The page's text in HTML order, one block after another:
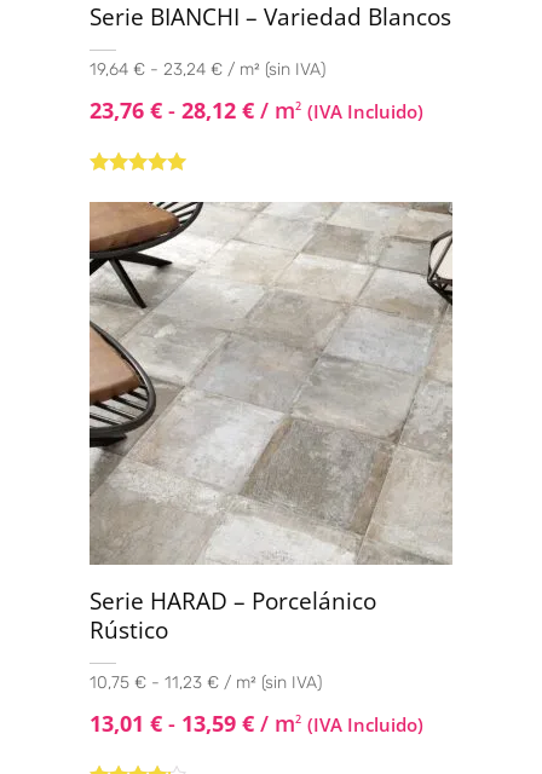
Serie BIANCHI – Variedad Blancos
19,64 € - 23,24 € / m² (sin IVA)
23,76 € - 28,12 € / m2 (IVA Incluido)
5.00de 5
Serie HARAD – Porcelánico
Rústico
10,75 € - 11,23 € / m² (sin IVA)
13,01 € - 13,59 € / m2 (IVA Incluido)